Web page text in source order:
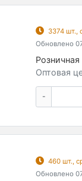
3374 шт.,
Обновлено
Розничная
Оптовая
-
460 шт.,
Обновлено